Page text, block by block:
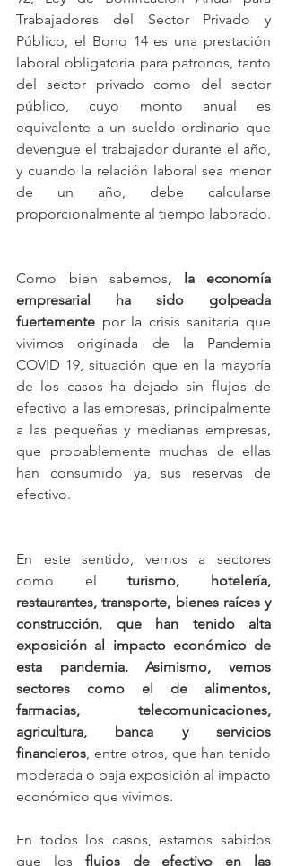
Trabajadores del Sector Privado y
Público, el Bono 14 es una prestación
laboral obligatoria para patronos, tanto
del sector privado como del sector
público, cuyo monto anual es
equivalente a un sueldo ordinario que
devengue el trabajador durante el año,
y cuando la relación laboral sea menor
de un año, debe calcularse
proporcionalmente al tiempo laborado.
Como bien sabemos, la economía
empresarial ha sido golpeada
fuertemente por la crisis sanitaria que
vivimos originada de la Pandemia
COVID 19, situación que en la mayoría
de los casos ha dejado sin flujos de
efectivo a las empresas, principalmente
a las pequeñas y medianas empresas,
que probablemente muchas de ellas
han consumido ya, sus reservas de
efectivo.
En este sentido, vemos a sectores
como el turismo, hotelería,
restaurantes, transporte, bienes raíces y
construcción, que han tenido alta
exposición al impacto económico de
esta pandemia. Asimismo, vemos
sectores como el de alimentos,
farmacias, telecomunicaciones,
agricultura, banca y servicios
financieros, entre otros, que han tenido
moderada o baja exposición al impacto
económico que vivimos.
En todos los casos, estamos sabidos
que los flujos de efectivo en las